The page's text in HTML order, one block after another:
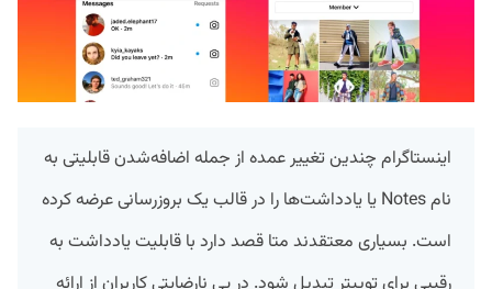
اینستاگرام چندین تغییر عمده از جمله اضافه‌شدن قابلیتی به
نام Notes یا یادداشت‌ها را در قالب یک بروزرسانی عرضه کرده
است. بسیاری معتقدند متا قصد دارد با قابلیت یادداشت به